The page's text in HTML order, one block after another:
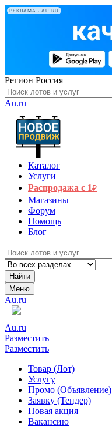
РЕКЛАМА • AU.RU
Регион Россия
Au.ru
Каталог
Услуги
Распродажа с 1₽
Магазины
Форум
Помощь
Блог
Найти
Меню
Au.ru
Au.ru
Разместить
Разместить
Товар (Лот)
Услугу
Промо (Объявление)
Заявку (Тендер)
Новая акция
Вакансию